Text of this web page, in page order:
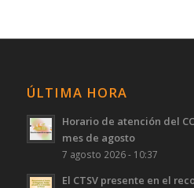
ÚLTIMA HORA
Horario de atención del
mes de agosto
7 agosto 2026 - 10:37
El CTSV presente en el